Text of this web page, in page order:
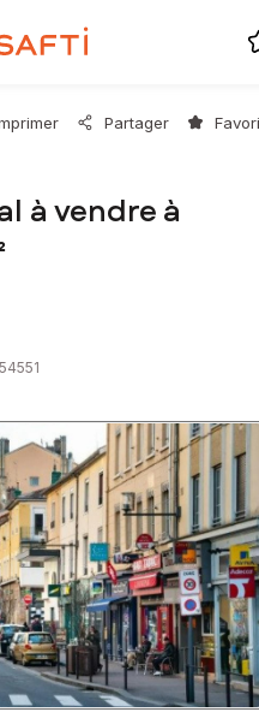
Partager
à vendre à